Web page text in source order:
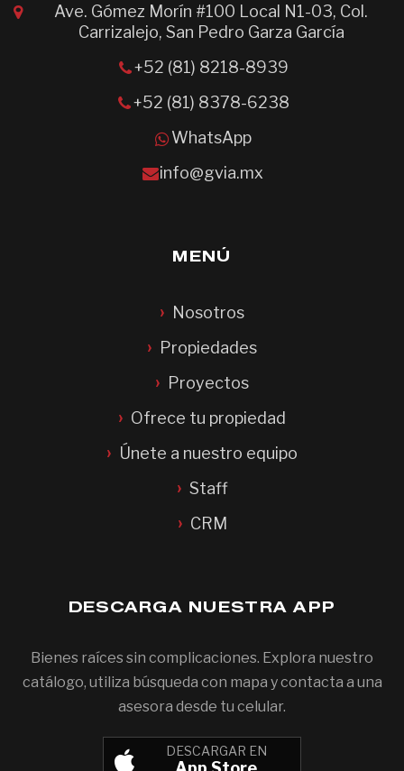
Ave. Gómez Morín #100 Local N1-03, Col.
Carrizalejo, San Pedro Garza García
+52 (81) 8218-8939
+52 (81) 8378-6238
WhatsApp
info@gvia.mx
MENÚ
Nosotros
Propiedades
Proyectos
Ofrece tu propiedad
Únete a nuestro equipo
Staff
CRM
DESCARGA NUESTRA APP
Bienes raíces sin complicaciones. Explora nuestro
catálogo, utiliza búsqueda con mapa y contacta a una
asesora desde tu celular.
DESCARGAR EN